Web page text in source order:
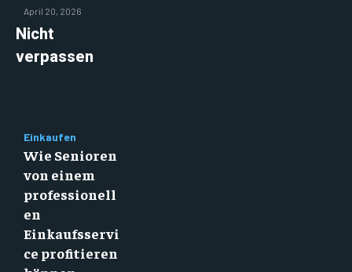
April 20, 2026
Nicht
verpassen
Einkaufen
Wie Senioren
von einem
professionell
en
Einkaufsservi
ce profitieren